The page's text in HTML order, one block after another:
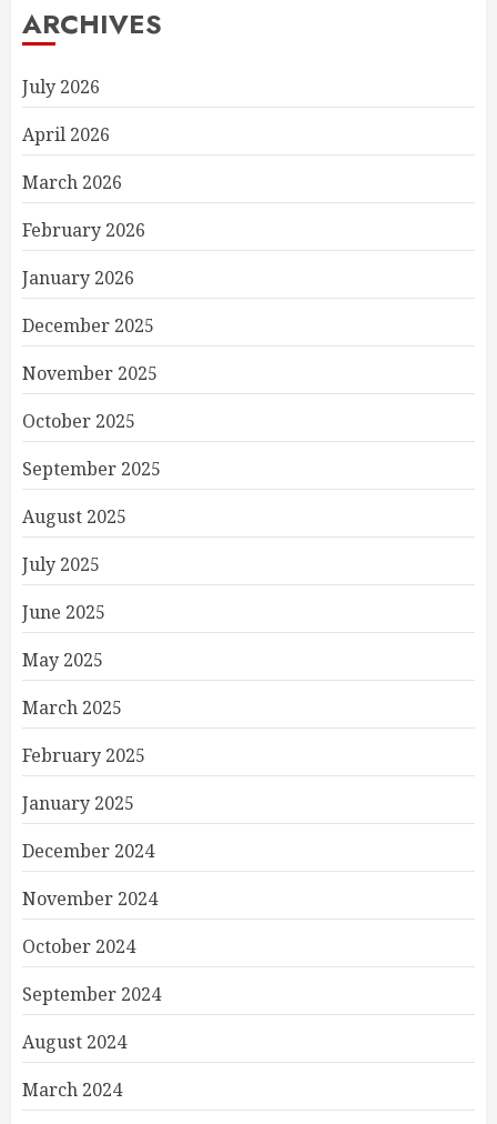
ARCHIVES
July 2026
April 2026
March 2026
February 2026
January 2026
December 2025
November 2025
October 2025
September 2025
August 2025
July 2025
June 2025
May 2025
March 2025
February 2025
January 2025
December 2024
November 2024
October 2024
September 2024
August 2024
March 2024